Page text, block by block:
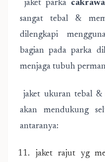
jaket parka
sangat tebal &
dilengkapi
bagian pada parka
menjaga tubuh
jaket ukuran tebal &
akan mendukung
antaranya:
jaket rajut yg